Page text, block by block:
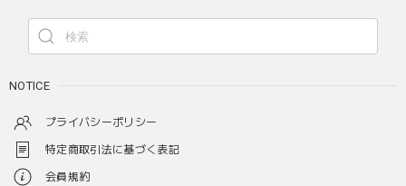
NOTICE
プライバシーポリシー
特定商取引法に基づく表記
会員規約